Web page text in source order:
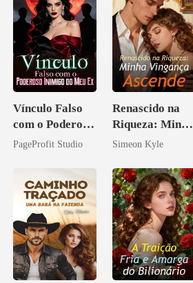
Vínculo Falso
com o Poderoso
Inimigo do Meu
PageProfit Studio
Renascido na
Riqueza: Minha
Vingança
Simeon Kyle